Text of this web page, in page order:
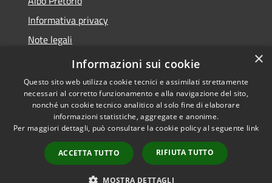
Informativa privacy
Note legali
Dichiarazione di accessibilità
Accessibilità
Copyright © 2026 • Comune di
Caravaggio • Powered by
Municipium•
Accesso
redazione
×
Informazioni sui cookie
Questo sito web utilizza cookie tecnici e assimilati strettamente
necessari al corretto funzionamento e alla navigazione del sito,
nonché un cookie tecnico analitico al solo fine di elaborare
informazioni statistiche, aggregate e anonime.
Per maggiori dettagli, può consultare la cookie policy al seguente link
ACCETTA TUTTO RIFIUTA TUTTO
MOSTRA DETTAGLI